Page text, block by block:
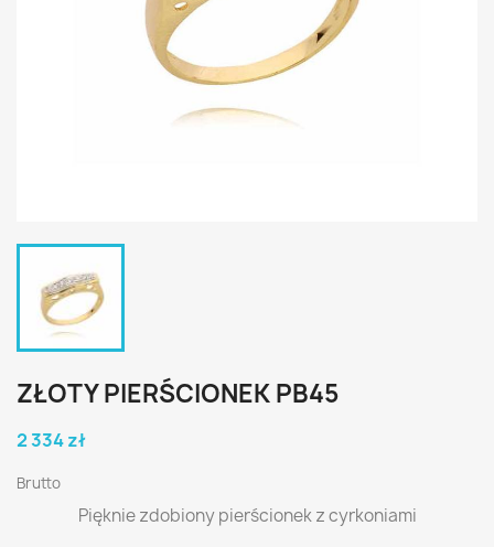
ZŁOTY PIERŚCIONEK PB45
2 334 zł
Brutto
Pięknie zdobiony pierścionek z cyrkoniami